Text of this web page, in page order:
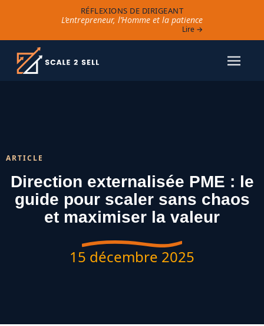
RÉFLEXIONS DE DIRIGEANT
L’entrepreneur, l’Homme et la patience
Lire →
ARTICLE
Direction externalisée PME : le
guide pour scaler sans chaos
et maximiser la valeur
15 décembre 2025